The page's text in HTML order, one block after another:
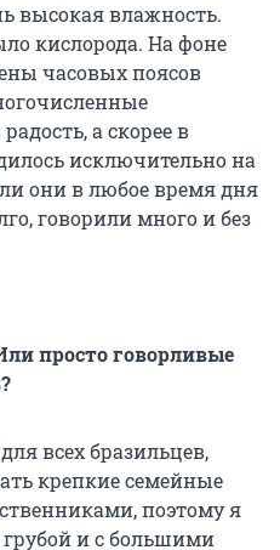
высокая влажность.
кислорода. На фоне
часовых поясов
а скорее в
исключительно на
они в любое время дня
говорили много и без
просто говорливые
всех бразильцев,
крепкие семейные
поэтому я
грубой и с большими